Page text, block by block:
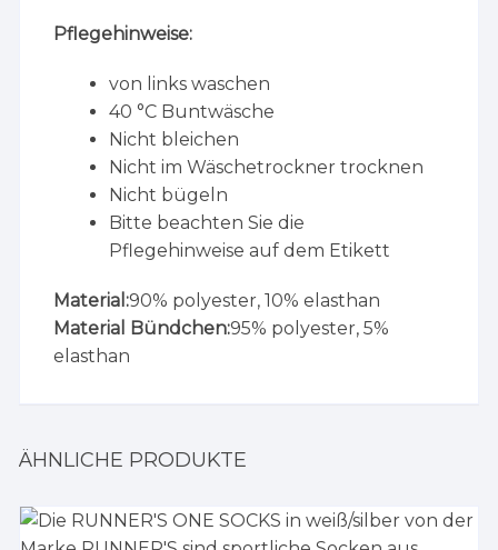
Pflegehinweise:
von links waschen
40 °C Buntwäsche
Nicht bleichen
Nicht im Wäschetrockner trocknen
Nicht bügeln
Bitte beachten Sie die
Pflegehinweise auf dem Etikett
Material:90% polyester, 10% elasthan
Material Bündchen:95% polyester, 5%
elasthan
ÄHNLICHE PRODUKTE